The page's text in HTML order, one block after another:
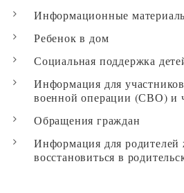
Информационные
Ребенок в дом
Социальная поддержка
Информация для
военной операции (СВО) и
Обращения граждан
Информация для
восстановиться в